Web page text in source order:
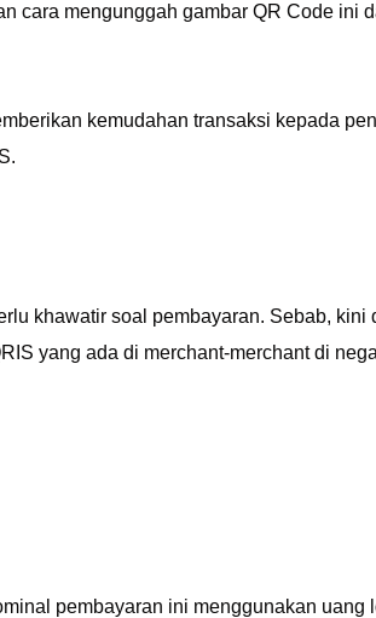
cara mengunggah gambar QR Code ini
kemudahan transaksi kepada
khawatir soal pembayaran. Sebab, kini
yang ada di merchant-merchant di
pembayaran ini menggunakan uang